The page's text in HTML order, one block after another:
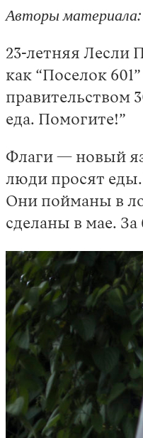
Авторы материала:
23-летняя Лесли
как “Поселок
правительством
еда. Помогите!”
Флаги — новый
люди просят еды.
Они пойманы в
сделаны в мае.